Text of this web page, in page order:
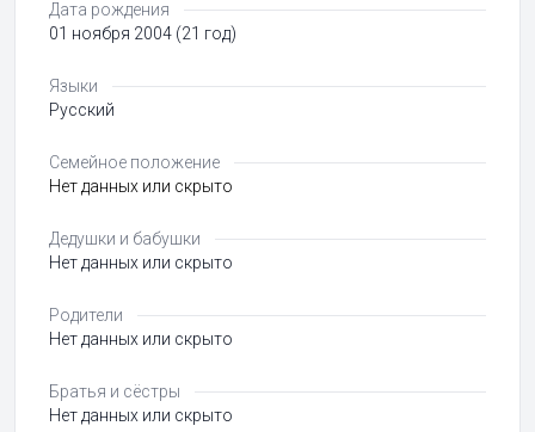
Дата рождения
01 ноября 2004 (21 год)
Языки
Русский
Семейное положение
Нет данных или скрыто
Дедушки и бабушки
Нет данных или скрыто
Родители
Нет данных или скрыто
Братья и сёстры
Нет данных или скрыто